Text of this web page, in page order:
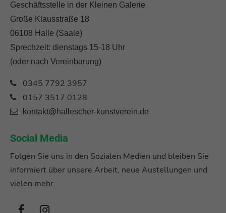
Geschäftsstelle in der Kleinen Galerie
Große Klausstraße 18
06108 Halle (Saale)
Sprechzeit: dienstags 15-18 Uhr
(oder nach Vereinbarung)
0345 7792 3957
0157 3517 0128
kontakt@hallescher-kunstverein.de
Social Media
Folgen Sie uns in den Sozialen Medien und bleiben Sie
informiert über unsere Arbeit, neue Austellungen und
vielen mehr.